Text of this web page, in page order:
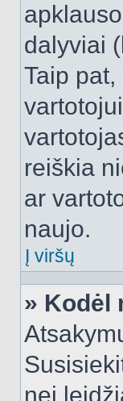
dalyviai
Taip
reiškia
ar
naujo.
Į viršų
» Kodėl
nei